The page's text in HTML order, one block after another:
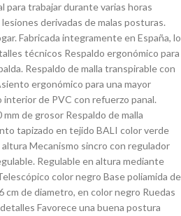
para trabajar durante varias horas
derivadas de malas posturas.
Fabricada integramente en España, lo
técnicos Respaldo ergonómico para
Respaldo de malla transpirable con
ergonómico para una mayor
de PVC con refuerzo panal.
de grosor Respaldo de malla
tapizado en tejido BALI color verde
Mecanismo sincro con regulador
Regulable en altura mediante
color negro Base poliamida de
cm de diametro, en color negro Ruedas
Favorece una buena postura